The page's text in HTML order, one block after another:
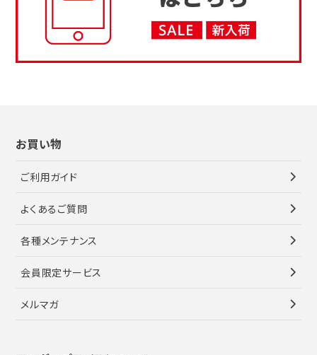
お買い物
ご利用ガイド
よくあるご質問
各種メンテナンス
会員限定サービス
メルマガ